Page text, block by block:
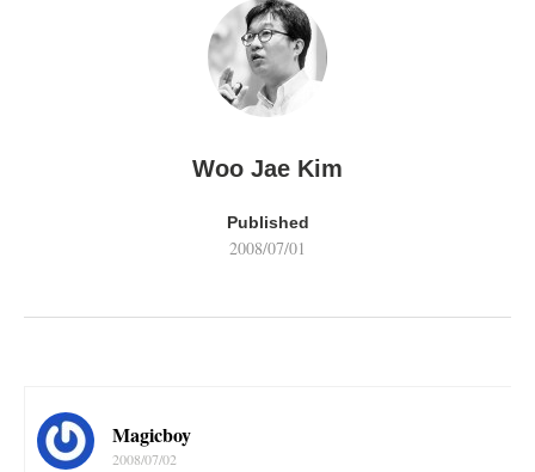
Woo Jae Kim
Published
2008/07/01
Magicboy
2008/07/02